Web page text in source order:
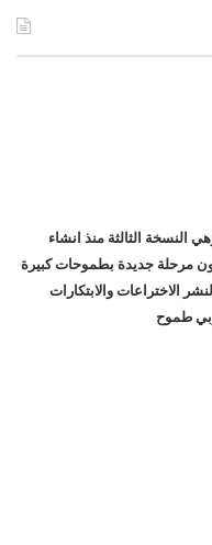
النسخة الثالثة منذ انشاء
موهوبون مرحلة جديدة بطموحات كبيرة
الاختراعات والابتكارات
طموح